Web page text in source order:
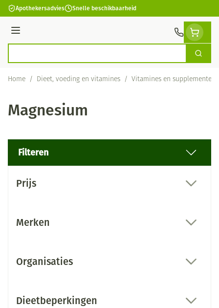
Ga naar de inhoud
Apothekersadvies Snelle beschikbaarheid
Menu
Zoek
Home / Dieet, voeding en vitamines / Vitamines en supplementen
Magnesium
Filteren
Prijs
Merken
Organisaties
Dieetbeperkingen